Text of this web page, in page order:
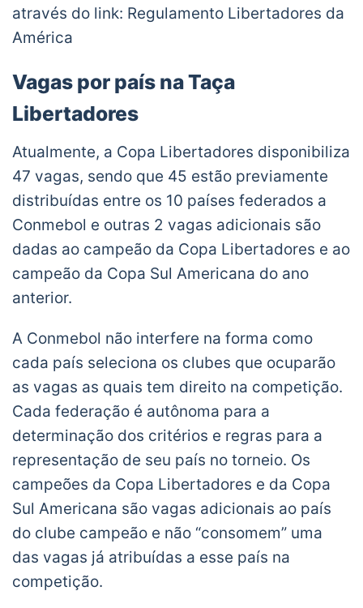
através do link: Regulamento Libertadores da
América
Vagas por país na Taça
Libertadores
Atualmente, a Copa Libertadores disponibiliza
47 vagas, sendo que 45 estão previamente
distribuídas entre os 10 países federados a
Conmebol e outras 2 vagas adicionais são
dadas ao campeão da Copa Libertadores e ao
campeão da Copa Sul Americana do ano
anterior.
A Conmebol não interfere na forma como
cada país seleciona os clubes que ocuparão
as vagas as quais tem direito na competição.
Cada federação é autônoma para a
determinação dos critérios e regras para a
representação de seu país no torneio. Os
campeões da Copa Libertadores e da Copa
Sul Americana são vagas adicionais ao país
do clube campeão e não “consomem” uma
das vagas já atribuídas a esse país na
competição.